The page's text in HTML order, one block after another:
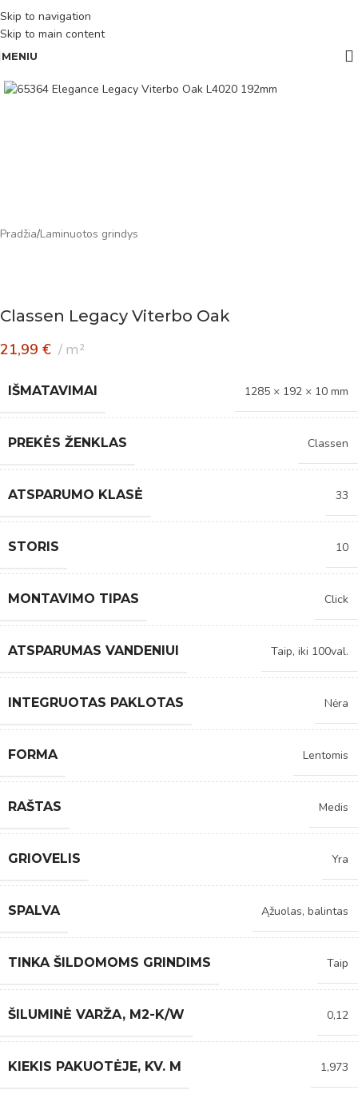
Skip to navigation
Skip to main content
MENIU
Pradžia/Laminuotos grindys
Classen Legacy Viterbo Oak
21,99 € m²
IŠMATAVIMAI 1285 × 192 × 10 mm
PREKĖS ŽENKLAS Classen
ATSPARUMO KLASĖ 33
STORIS 10
MONTAVIMO TIPAS Click
ATSPARUMAS VANDENIUI Taip, iki 100val.
INTEGRUOTAS PAKLOTAS Nėra
FORMA Lentomis
RAŠTAS Medis
GRIOVELIS Yra
SPALVA Ąžuolas, balintas
TINKA ŠILDOMOMS GRINDIMS Taip
ŠILUMINĖ VARŽA, M2-K/W 0,12
KIEKIS PAKUOTĖJE, KV. M 1,973